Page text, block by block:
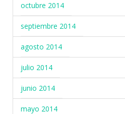
octubre 2014
septiembre 2014
agosto 2014
julio 2014
junio 2014
mayo 2014